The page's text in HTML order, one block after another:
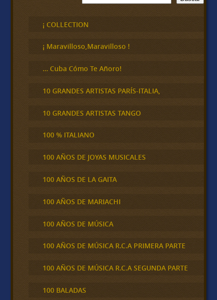
u
c
a
¡ COLLECTION
¡ Maravilloso,Maravilloso !
… Cuba Cómo Te Añoro!
10 GRANDES ARTISTAS PARÍS-ITALIA,
10 GRANDES ARTISTAS TANGO
100 % ITALIANO
100 AÑOS DE JOYAS MUSICALES
100 AÑOS DE LA GAITA
100 AÑOS DE MARIACHI
100 AÑOS DE MÚSICA
100 AÑOS DE MÚSICA R.C.A PRIMERA PARTE
100 AÑOS DE MÚSICA R.C.A SEGUNDA PARTE
100 BALADAS